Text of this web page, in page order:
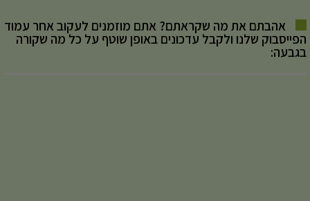
אהבתם את מה שקראתם? אתם מוזמנים לעקוב אחר עמוד
הפייסבוק שלנו ולקבל עדכונים באופן שוטף על כל מה שקורה
בגבעה: